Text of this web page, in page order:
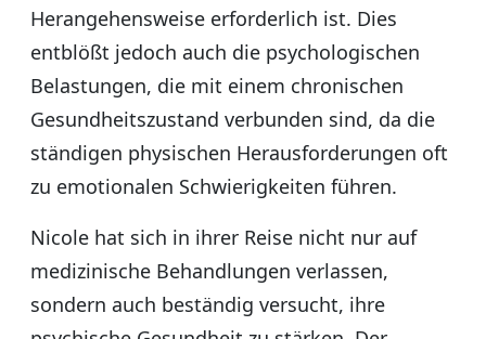
Herangehensweise erforderlich ist. Dies
entblößt jedoch auch die psychologischen
Belastungen, die mit einem chronischen
Gesundheitszustand verbunden sind, da die
ständigen physischen Herausforderungen oft
zu emotionalen Schwierigkeiten führen.
Nicole hat sich in ihrer Reise nicht nur auf
medizinische Behandlungen verlassen,
sondern auch beständig versucht, ihre